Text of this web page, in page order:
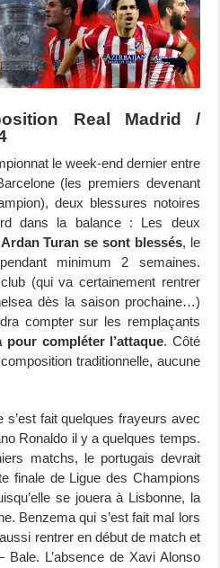
Real Madrid /
le week-end dernier entre
(les premiers devenant
deux blessures notoires
dans la balance : Les deux
Turan se sont blessés, le
minimum 2 semaines.
(qui va certainement rentrer
dès la saison prochaine…)
compter sur les remplaçants
compléter l’attaque. Côté
traditionnelle, aucune
s’est fait quelques frayeurs avec
Ronaldo il y a quelques temps.
matchs, le portugais devrait
finale de Ligue des Champions
se jouera à Lisbonne, la
Benzema qui s’est fait mal lors
rentrer en début de match et
L’absence de Xavi Alonso